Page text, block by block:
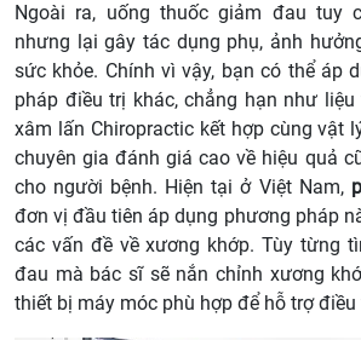
Ngoài ra, uống thuốc giảm đau tuy
nhưng lại gây tác dụng phụ, ảnh
sức khỏe. Chính vì vậy, bạn có thể áp
pháp điều trị khác, chẳng hạn như
xâm lấn Chiropractic kết hợp cùng vật
chuyên gia đánh giá cao về hiệu quả
cho người bệnh. Hiện tại ở Việt Nam,
đơn vị đầu tiên áp dụng phương pháp
các vấn đề về xương khớp. Tùy từng
đau mà bác sĩ sẽ nắn chỉnh xương
thiết bị máy móc phù hợp để hỗ trợ